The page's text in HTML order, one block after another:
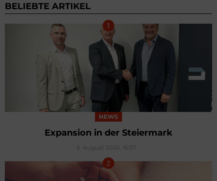
BELIEBTE ARTIKEL
NEWS
Expansion in der Steiermark
5. August 2026, 16:57